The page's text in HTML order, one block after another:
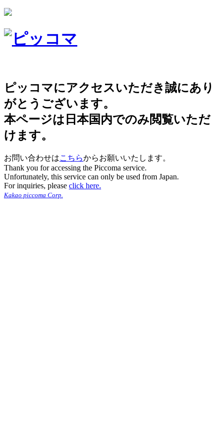
ピッコマにアクセスいただき誠にあり
がとうございます。
本ページは日本国内でのみ閲覧いただ
けます。
お問い合わせはこちらからお願いいたします。
Thank you for accessing the Piccoma service.
Unfortunately, this service can only be used from Japan.
For inquiries, please click here.
Kakao piccoma Corp.